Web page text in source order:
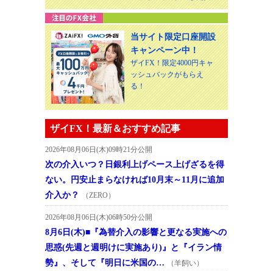
当サイト限定口座開設
キャンペーン中！
ザイFX！限定4000円キャ
ッシュバックがもらえ
る！
ザイFX！最新＆おすすめ記事
2026年08月06日(木)09時21分公開
次の介入いつ？日銀利上げペース上げざるを得
ない。円安止まらなければ10月末～11月に追加
介入か？
（ZERO）
2026年08月06日(木)06時50分公開
8月6日(木)■『為替介入の影響と更なる実施への
思惑(先週と週明けに実施あり)』と『イラン情
勢』、そして『明日に米国の…
（羊飼い）